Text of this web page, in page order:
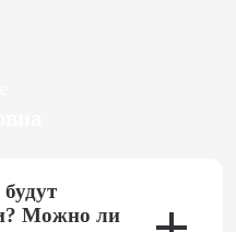
Можно ли